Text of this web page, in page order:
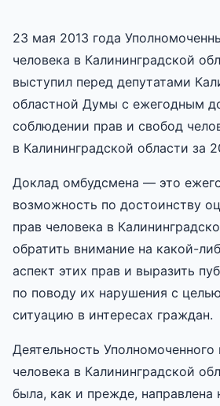
23 мая 2013 года
человека в Калининградской
выступил перед депутатами
областной Думы с ежегодным
соблюдении прав и свобод
в Калининградской области за
Доклад омбудсмена — это
возможность по достоинству
прав человека в
обратить внимание на какой-
аспект этих прав и выразить
по поводу их нарушения с
ситуацию в интересах граждан.
Деятельность Уполномоченного
человека в Калининградской
была, как и прежде, направлена